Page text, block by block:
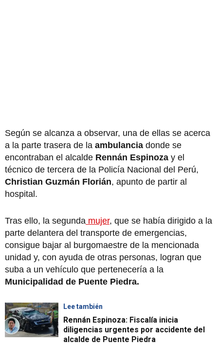
Según se alcanza a observar, una de ellas se acerca
a la parte trasera de la ambulancia donde se
encontraban el alcalde Rennán Espinoza y el
técnico de tercera de la Policía Nacional del Perú,
Christian Guzmán Florián, apunto de partir al
hospital.
Tras ello, la segunda mujer, que se había dirigido a la
parte delantera del transporte de emergencias,
consigue bajar al burgomaestre de la mencionada
unidad y, con ayuda de otras personas, logran que
suba a un vehículo que pertenecería a la
Municipalidad de Puente Piedra.
Lee también
Rennán Espinoza: Fiscalía inicia
diligencias urgentes por accidente del
alcalde de Puente Piedra